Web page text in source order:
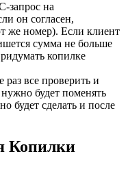
запрос на
он согласен,
же номер). Если клиент
сумма не больше
копилке
раз все проверить и
будет поменять
будет сделать и после
Копилки